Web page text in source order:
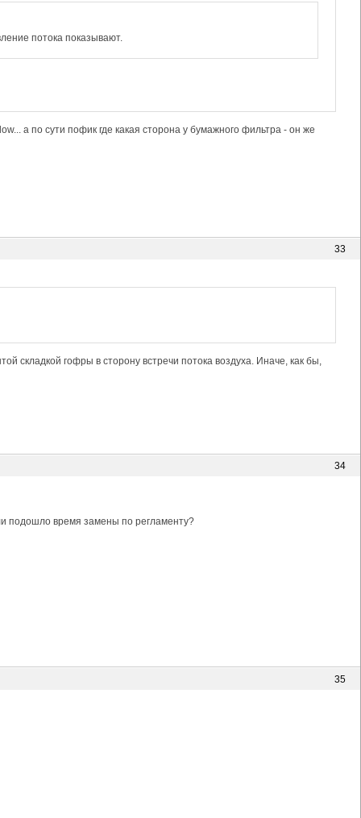
потока показывают.
а по сути пофик где какая сторона у бумажного фильтра - он же
33
складкой гофры в сторону встречи потока воздуха. Иначе, как бы,
34
подошло время замены по регламенту?
35